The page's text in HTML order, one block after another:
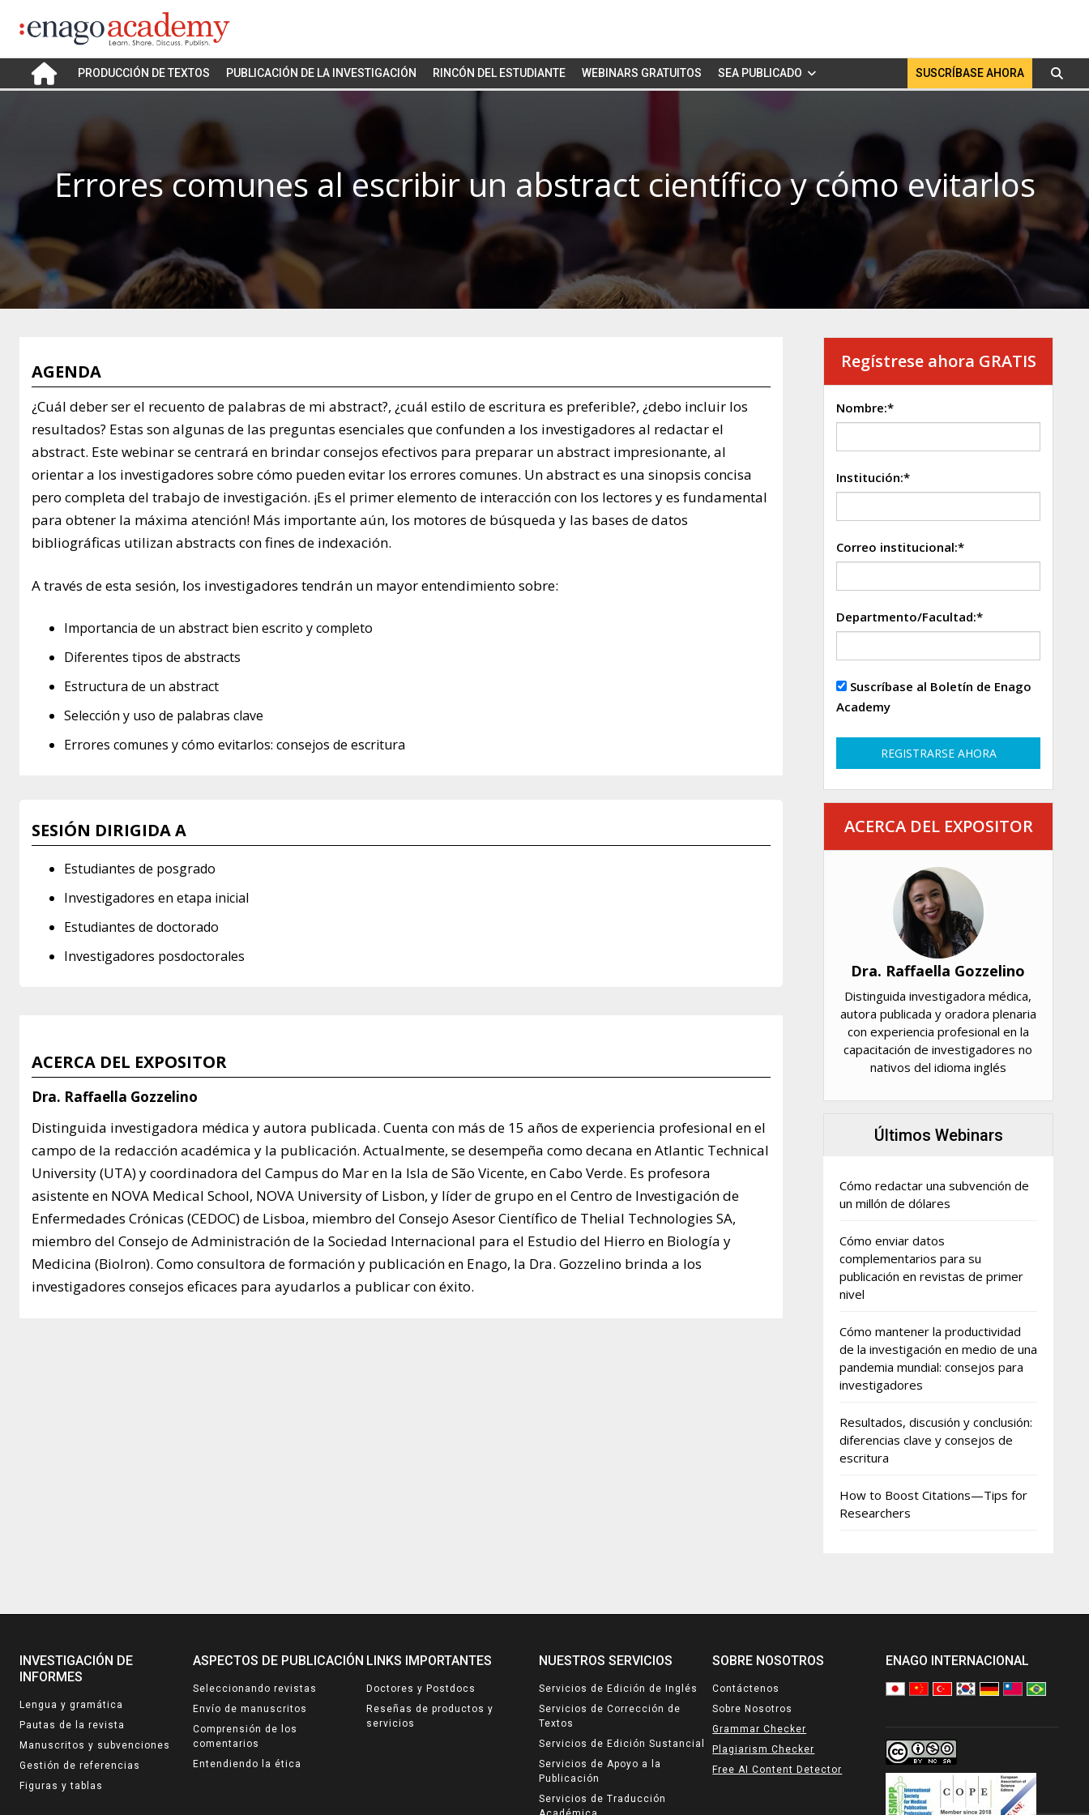
PRODUCCIÓN DE TEXTOS PUBLICACIÓN DE LA INVESTIGACIÓN RINCÓN DEL ESTUDIANTE SUSCRÍBASE AHORA
WEBINARS GRATUITOS SEA PUBLICADO
Errores comunes al escribir un abstract científico y cómo evitarlos
AGENDA
¿Cuál deber ser el recuento de palabras de mi abstract?, ¿cuál estilo de escritura es preferible?, ¿debo incluir los
resultados? Estas son algunas de las preguntas esenciales que confunden a los investigadores al redactar el
abstract. Este webinar se centrará en brindar consejos efectivos para preparar un abstract impresionante, al
orientar a los investigadores sobre cómo pueden evitar los errores comunes. Un abstract es una sinopsis concisa
pero completa del trabajo de investigación. ¡Es el primer elemento de interacción con los lectores y es fundamental
para obtener la máxima atención! Más importante aún, los motores de búsqueda y las bases de datos
bibliográficas utilizan abstracts con fines de indexación.
A través de esta sesión, los investigadores tendrán un mayor entendimiento sobre:
Importancia de un abstract bien escrito y completo
Diferentes tipos de abstracts
Estructura de un abstract
Selección y uso de palabras clave
Errores comunes y cómo evitarlos: consejos de escritura
SESIÓN DIRIGIDA A
Estudiantes de posgrado
Investigadores en etapa inicial
Estudiantes de doctorado
Investigadores posdoctorales
ACERCA DEL EXPOSITOR
Dra. Raffaella Gozzelino
Distinguida investigadora médica y autora publicada. Cuenta con más de 15 años de experiencia profesional en el
campo de la redacción académica y la publicación. Actualmente, se desempeña como decana en Atlantic Technical
University (UTA) y coordinadora del Campus do Mar en la Isla de São Vicente, en Cabo Verde. Es profesora
asistente en NOVA Medical School, NOVA University of Lisbon, y líder de grupo en el Centro de Investigación de
Enfermedades Crónicas (CEDOC) de Lisboa, miembro del Consejo Asesor Científico de Thelial Technologies SA,
miembro del Consejo de Administración de la Sociedad Internacional para el Estudio del Hierro en Biología y
Medicina (BioIron). Como consultora de formación y publicación en Enago, la Dra. Gozzelino brinda a los
investigadores consejos eficaces para ayudarlos a publicar con éxito.
Regístrese ahora GRATIS
Nombre:*
Institución:*
Correo institucional:*
Departmento/Facultad:*
Suscríbase al Boletín de Enago
Academy
REGISTRARSE AHORA
ACERCA DEL EXPOSITOR
Dra. Raffaella Gozzelino
Distinguida investigadora médica,
autora publicada y oradora plenaria
con experiencia profesional en la
capacitación de investigadores no
nativos del idioma inglés
Últimos Webinars
Cómo redactar una subvención de
un millón de dólares
Cómo enviar datos
complementarios para su
publicación en revistas de primer
nivel
Cómo mantener la productividad
de la investigación en medio de una
pandemia mundial: consejos para
investigadores
Resultados, discusión y conclusión:
diferencias clave y consejos de
escritura
How to Boost Citations—Tips for
Researchers
INVESTIGACIÓN DE
INFORMES
Lengua y gramática
Pautas de la revista
Manuscritos y subvenciones
Gestión de referencias
Figuras y tablas
ASPECTOS DE PUBLICACIÓN
Seleccionando revistas
Envío de manuscritos
Comprensión de los
comentarios
Entendiendo la ética
LINKS IMPORTANTES
Doctores y Postdocs
Reseñas de productos y
servicios
NUESTROS SERVICIOS
Servicios de Edición de Inglés
Servicios de Corrección de
Textos
Servicios de Edición Sustancial
Servicios de Apoyo a la
Publicación
Servicios de Traducción
SOBRE NOSOTROS
Contáctenos
Sobre Nosotros
Grammar Checker
Plagiarism Checker
Free AI Content Detector
ENAGO INTERNACIONAL